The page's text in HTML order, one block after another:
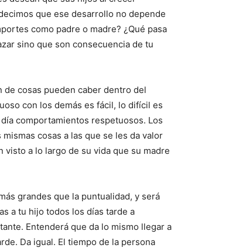
que ese desarrollo no depende
como padre o madre? ¿Qué pasa
sino que son consecuencia de tu
de cosas pueden caber dentro del
con los demás es fácil, lo difícil es
comportamientos respetuosos. Los
cosas a las que se les da valor
a lo largo de su vida que su madre
grandes que la puntualidad, y será
a tu hijo todos los días tarde a
Entenderá que da lo mismo llegar a
Da igual. El tiempo de la persona